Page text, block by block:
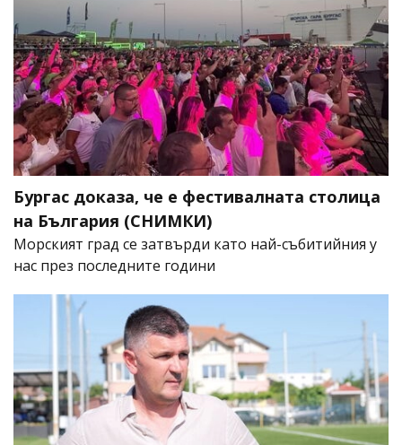
Бургас доказа, че е фестивалната столица
на България (СНИМКИ)
Морският град се затвърди като най-събитийния у
нас през последните години